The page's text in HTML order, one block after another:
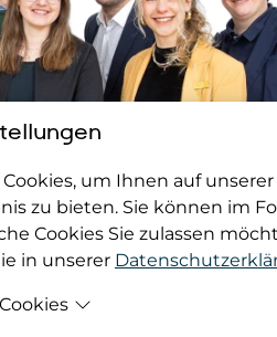
um Ihnen auf
zu bieten. Sie können im
Cookies Sie zulassen
in unserer